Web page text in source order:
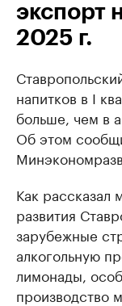
экспорт
2025 г.
напитков в I
больше, чем в
Об этом
Как рассказал
развития
зарубежные
алкогольную
лимонады,
производство